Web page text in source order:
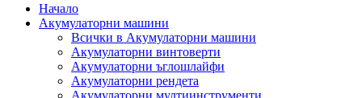
Начало
Акумулаторни машини
Всички в Акумулаторни машини
Акумулаторни винтоверти
Акумулаторни ъглошлайфи
Акумулаторни рендета
Акумулаторни мултиинструменти